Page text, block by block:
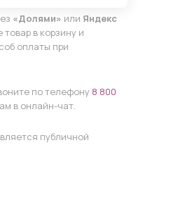
«Долями» или Яндекс
товар в корзину и
оплаты при
по телефону 8 800
в онлайн-чат.
публичной